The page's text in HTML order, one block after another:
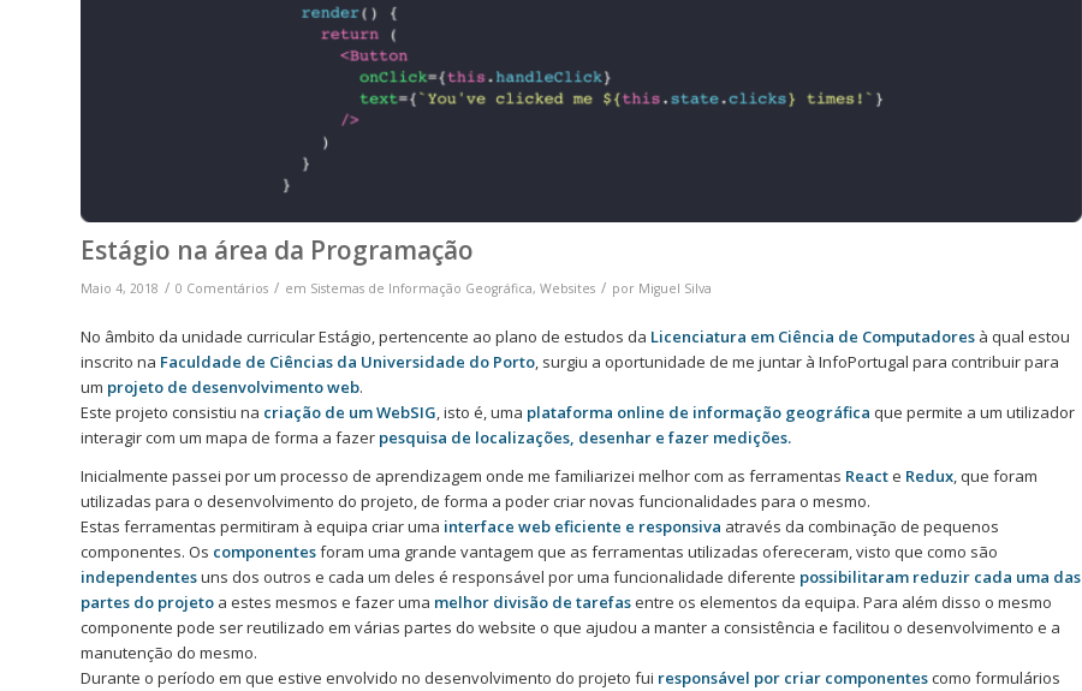
Estágio na área da Programação
Maio 4, 2018 / 0 Comentários / em Sistemas de Informação Geográfica, Websites / por Miguel Silva
No âmbito da unidade curricular Estágio, pertencente ao plano de estudos da Licenciatura em Ciência de Computadores à qual estou
inscrito na Faculdade de Ciências da Universidade do Porto, surgiu a oportunidade de me juntar à InfoPortugal para contribuir para
um projeto de desenvolvimento web.
Este projeto consistiu na criação de um WebSIG, isto é, uma plataforma online de informação geográfica que permite a um utilizador
interagir com um mapa de forma a fazer pesquisa de localizações, desenhar e fazer medições.
Inicialmente passei por um processo de aprendizagem onde me familiarizei melhor com as ferramentas Reacte Redux, que foram
utilizadas para o desenvolvimento do projeto, de forma a poder criar novas funcionalidades para o mesmo.
Estas ferramentas permitiram à equipa criar uma interface web eficiente e responsiva através da combinação de pequenos
componentes. Os componentesforam uma grande vantagem que as ferramentas utilizadas ofereceram, visto que como são
independentesuns dos outros e cada um deles é responsável por uma funcionalidade diferente possibilitaram reduzir cada uma das
partes do projeto a estes mesmos e fazer uma melhor divisão de tarefasentre os elementos da equipa. Para além disso o mesmo
componente pode ser reutilizado em várias partes do website o que ajudou a manter a consistência e facilitou o desenvolvimento e a
manutenção do mesmo.
Durante o período em que estive envolvido no desenvolvimento do projeto fui responsável por criar componentescomo formulários